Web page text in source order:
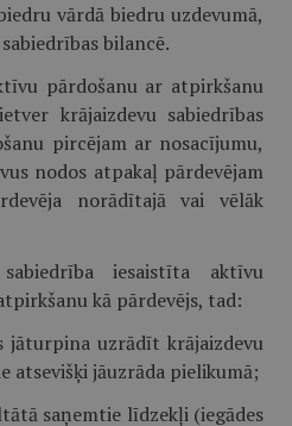
vārdā biedru uzdevumā,
bilancē.
pārdošanu ar atpirkšanu
krājaizdevu sabiedrības
pircējam ar nosacījumu,
nodos atpakaļ pārdevējam
norādītajā vai vēlāk
iesaistīta aktīvu
kā pārdevējs, tad:
jāturpina uzrādīt krājaizdevu
atsevišķi jāuzrāda pielikumā;
saņemtie līdzekļi (iegādes